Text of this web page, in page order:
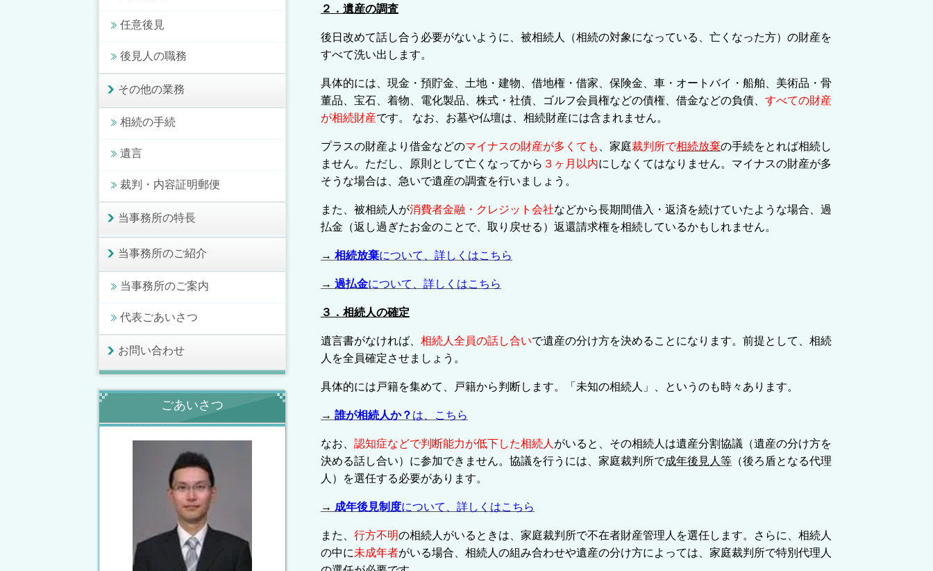
２ ．遺産の調査
後日改めて話し合う必要がないように、被相続人（相続の対象になっている、亡くなった方）の財産を
すべて洗い出します。
具体的には、現金・預貯金、土地・建物、借地権・借家、保険金、車・オートバイ・船舶、美術品・骨
董品、宝石、着物、電化製品、株式・社債、ゴルフ会員権などの債権、借金などの負債、 すべての財産
が相続財産です。 なお、お墓や仏壇は、相続財産には含まれません。
プラスの財産より借金などのマイナスの財産が多くても 、家庭裁判所で相続放棄の手続をとれば相続し
ません。ただし、原則として亡くなってから ３ヶ月以内にしなくてはなりません。マイナスの財産が多
そうな場合は、急いで遺産の調査を行いましょう。
また、被相続人が消費者金融・クレジット会社などから長期間借入・返済を続けていたような場合、 過
払金（返し過ぎたお金のことで、取り戻せる）返還請求権を相続しているかもしれません。
→ 相続放棄について、詳しくはこちら
→ 過払金について、詳しくはこちら
３．相続人の確定
遺言書がなければ、 相続人全員の話し合いで遺産の分け方を決めることになります。前提として、相続
人を全員確定させましょう。
具体的には戸籍を集めて、戸籍から判断します。「未知の相続人」、というのも時々あります。
→ 誰が相続人か？ は、こちら
なお、 認知症などで判断能力が低下した相続人 がいると、その相続人は遺産分割協議（遺産の分け方を
決める話し合い）に参加できません。協議を行うには、家庭裁判所で成年後見人等 （後ろ盾となる代理
人）を選任する必要があります。
→ 成年後見制度について、詳しくはこちら
また、 行方不明の相続人がいるときは、家庭裁判所で不在者財産管理人を選任します。さらに、相続人
の中に未成年者がいる場合、相続人の組み合わせや遺産の分け方によっては、家庭裁判所で特別代理人
任意後見
後見人の職務
その他の業務
相続の手続
遺言
裁判・内容証明郵便
当事務所の特長
当事務所のご紹介
当事務所のご案内
代表ごあいさつ
お問い合わせ
ごあいさつ